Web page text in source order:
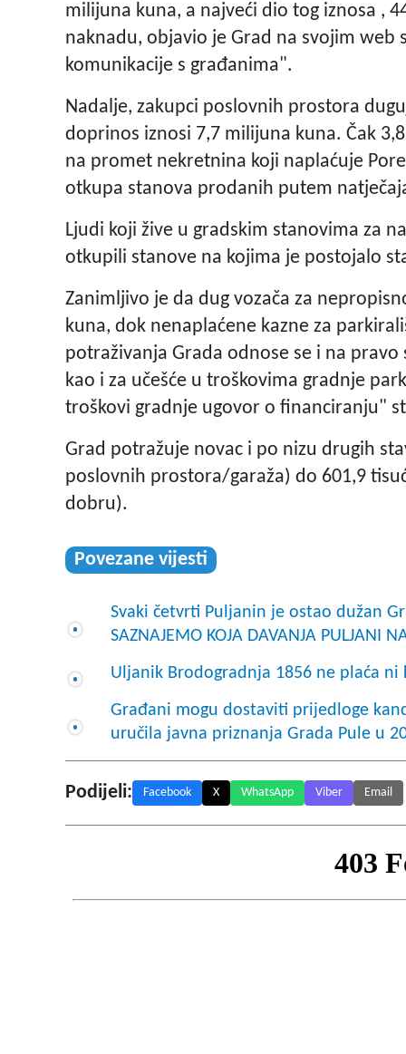
milijuna kuna, a najveći dio tog iznosa ,
naknadu, objavio je Grad na svojim
komunikacije s građanima".
Nadalje, zakupci poslovnih prostora
doprinos iznosi 7,7 milijuna kuna. Čak
na promet nekretnina koji naplaćuje
otkupa stanova prodanih putem
Ljudi koji žive u gradskim stanovima za
otkupili stanove na kojima je postojalo
Zanimljivo je da dug vozača za
kuna, dok nenaplaćene kazne za
potraživanja Grada odnose se i na
kao i za učešće u troškovima gradnje
troškovi gradnje ugovor o financiranju"
Grad potražuje novac i po nizu drugih
poslovnih prostora/garaža) do 601,9
dobru).
Povezane vijesti
Svaki četvrti Puljanin je ostao dužan
SAZNAJEMO KOJA DAVANJA PULJANI
Uljanik Brodogradnja 1856 ne plaća
Građani mogu dostaviti prijedloge
uručila javna priznanja Grada Pule u
Podijeli: Facebook X WhatsApp Viber Email